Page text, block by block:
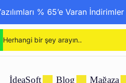
% 65’e Varan
İdeaSoft Blog Mağaza